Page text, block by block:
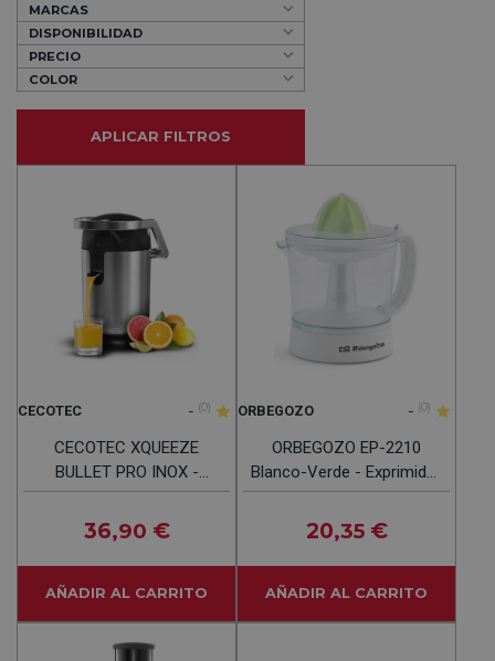
MARCAS
DISPONIBILIDAD
PRECIO
COLOR
APLICAR FILTROS
CECOTEC - (0)
CECOTEC XQUEEZE
BULLET PRO INOX -
Exprimidor 600W
36,90 €
AÑADIR AL CARRITO
ORBEGOZO - (0)
ORBEGOZO EP-2210
Blanco-Verde - Exprimidor
25W 1L
20,35 €
AÑADIR AL CARRITO